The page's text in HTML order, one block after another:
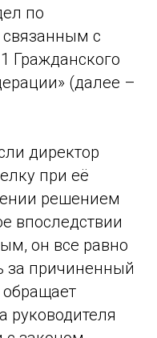
по
с
Гражданского
(далее –
директор
при её
решением
впоследствии
он все равно
за причиненный
обращает
руководителя